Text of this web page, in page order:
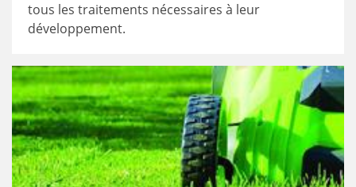
tous les traitements nécessaires à leur
développement.